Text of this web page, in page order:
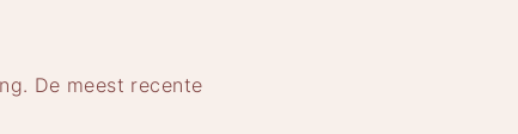
De meest recente